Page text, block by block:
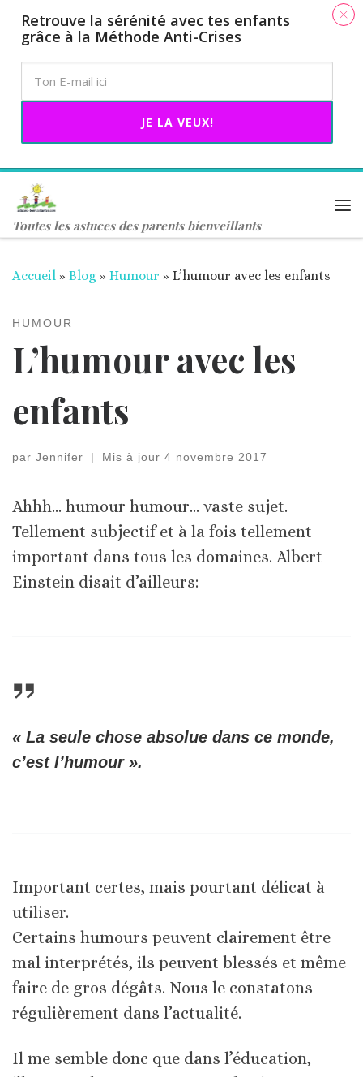
Passer au contenu
Toutes les astuces des parents bienveillants
Accueil » Blog » Humour » L’humour avec les enfants
HUMOUR
L’humour avec les
enfants
par Jennifer | Mis à jour 4 novembre 2017
Ahhh… humour humour… vaste sujet.
Tellement subjectif et à la fois tellement
important dans tous les domaines. Albert
Einstein disait d’ailleurs:
« La seule chose absolue dans ce monde,
c’est l’humour ».
Important certes, mais pourtant délicat à
utiliser.
Certains humours peuvent clairement être
mal interprétés, ils peuvent blessés et même
faire de gros dégâts. Nous le constatons
régulièrement dans l’actualité.
Il me semble donc que dans l’éducation,
​Retrouve la sérénité avec tes enfants
grâce à la Méthode Anti-Crises
JE LA VEUX!